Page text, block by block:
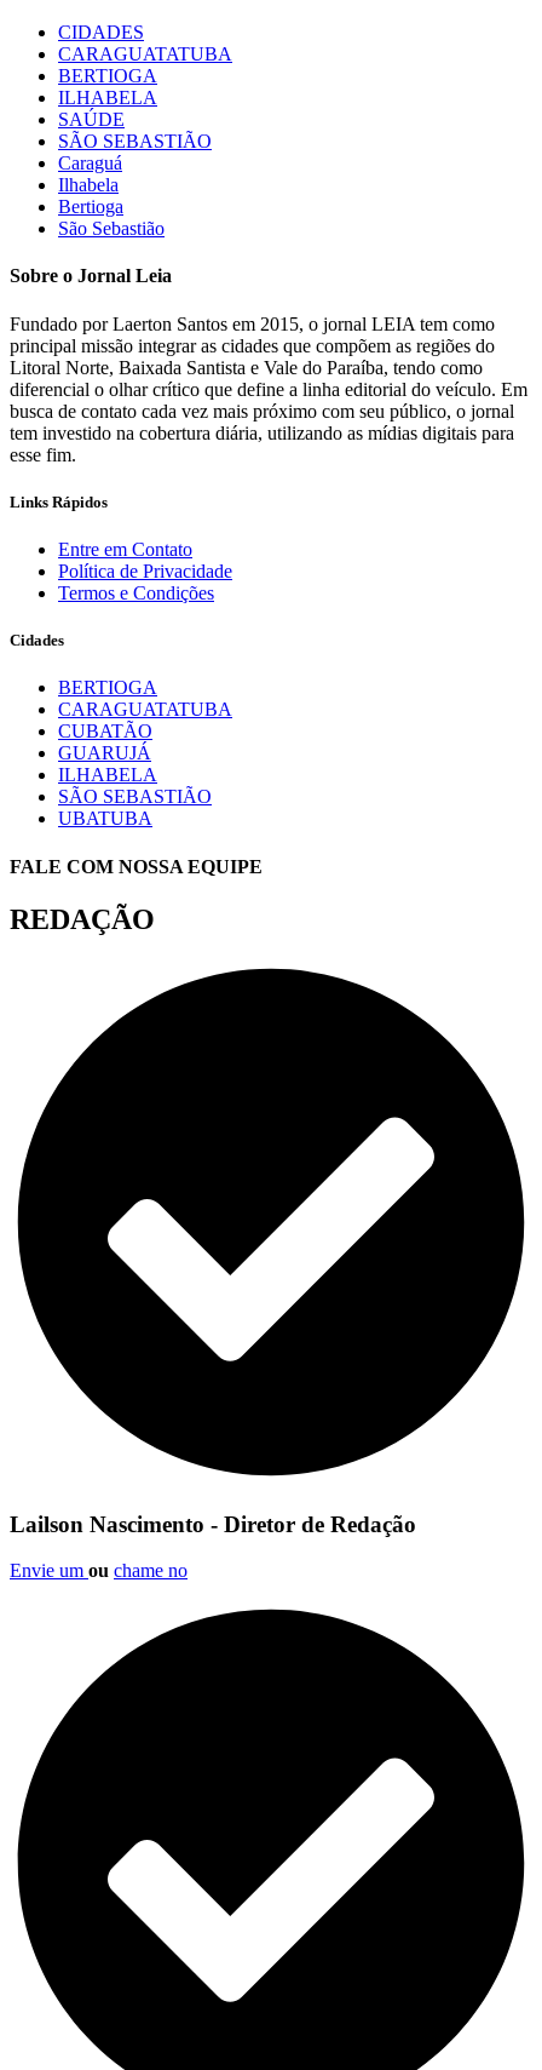
CIDADES
CARAGUATATUBA
BERTIOGA
ILHABELA
SAÚDE
SÃO SEBASTIÃO
Caraguá
Ilhabela
Bertioga
São Sebastião
Sobre o Jornal Leia
Fundado por Laerton Santos em 2015, o jornal LEIA tem como
principal missão integrar as cidades que compõem as regiões do
Litoral Norte, Baixada Santista e Vale do Paraíba, tendo como
diferencial o olhar crítico que define a linha editorial do veículo. Em
busca de contato cada vez mais próximo com seu público, o jornal
tem investido na cobertura diária, utilizando as mídias digitais para
esse fim.
Links Rápidos
Entre em Contato
Política de Privacidade
Termos e Condições
Cidades
BERTIOGA
CARAGUATATUBA
CUBATÃO
GUARUJÁ
ILHABELA
SÃO SEBASTIÃO
UBATUBA
FALE COM NOSSA EQUIPE
REDAÇÃO
Lailson Nascimento - Diretor de Redação
Envie um ou chame no